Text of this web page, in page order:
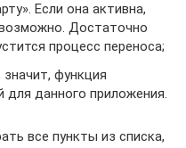
Если она активна,
возможно. Достаточно
процесс переноса;
значит, функция
для данного приложения.
все пункты из списка,